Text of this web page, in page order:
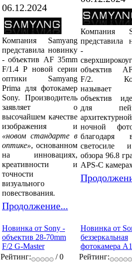
06.12.2024
Компания Samyang
представила новинку
- объектив AF 35mm
F/1.4 P новой серии
оптики Samyang
Prima для фотокамер
Sony. Производитель
заявляет о
высочайшем качестве
изображения и
«новом стандарте в
оптике», основанном
на инновациях,
креативности и
точности
визуального
повествования.
Продолжение...
Компания
представила
-
объектив
F/2.
объектив
для
ночной
благодаря
светосиле
обзора 96.8
APS-C
Новинка от Sony -
объектив 28-70mm
F/2 G-Master
Рейтинг:
/ 0
Новинка от
беззеркальная
фотокамера
Рейтинг: